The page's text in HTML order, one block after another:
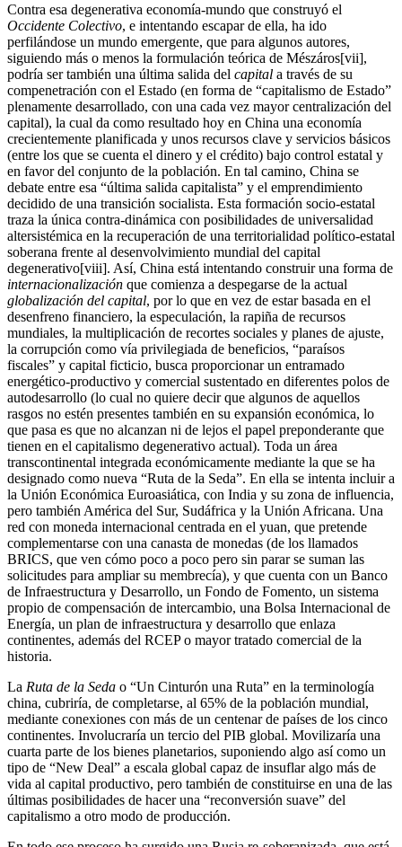
Contra esa degenerativa economía-mundo que construyó el
Occidente Colectivo, e intentando escapar de ella, ha ido
perfilándose un mundo emergente, que para algunos autores,
siguiendo más o menos la formulación teórica de Mészáros[vii],
podría ser también una última salida del capital a través de su
compenetración con el Estado (en forma de “capitalismo de Estado”
plenamente desarrollado, con una cada vez mayor centralización del
capital), la cual da como resultado hoy en China una economía
crecientemente planificada y unos recursos clave y servicios básicos
(entre los que se cuenta el dinero y el crédito) bajo control estatal y
en favor del conjunto de la población. En tal camino, China se
debate entre esa “última salida capitalista” y el emprendimiento
decidido de una transición socialista. Esta formación socio-estatal
traza la única contra-dinámica con posibilidades de universalidad
altersistémica en la recuperación de una territorialidad político-estatal
soberana frente al desenvolvimiento mundial del capital
degenerativo[viii]. Así, China está intentando construir una forma de
internacionalización que comienza a despegarse de la actual
globalización del capital, por lo que en vez de estar basada en el
desenfreno financiero, la especulación, la rapiña de recursos
mundiales, la multiplicación de recortes sociales y planes de ajuste,
la corrupción como vía privilegiada de beneficios, “paraísos
fiscales” y capital ficticio, busca proporcionar un entramado
energético-productivo y comercial sustentado en diferentes polos de
autodesarrollo (lo cual no quiere decir que algunos de aquellos
rasgos no estén presentes también en su expansión económica, lo
que pasa es que no alcanzan ni de lejos el papel preponderante que
tienen en el capitalismo degenerativo actual). Toda un área
transcontinental integrada económicamente mediante la que se ha
designado como nueva “Ruta de la Seda”. En ella se intenta incluir a
la Unión Económica Euroasiática, con India y su zona de influencia,
pero también América del Sur, Sudáfrica y la Unión Africana. Una
red con moneda internacional centrada en el yuan, que pretende
complementarse con una canasta de monedas (de los llamados
BRICS, que ven cómo poco a poco pero sin parar se suman las
solicitudes para ampliar su membrecía), y que cuenta con un Banco
de Infraestructura y Desarrollo, un Fondo de Fomento, un sistema
propio de compensación de intercambio, una Bolsa Internacional de
Energía, un plan de infraestructura y desarrollo que enlaza
continentes, además del RCEP o mayor tratado comercial de la
historia.
La Ruta de la Seda o “Un Cinturón una Ruta” en la terminología
china, cubriría, de completarse, al 65% de la población mundial,
mediante conexiones con más de un centenar de países de los cinco
continentes. Involucraría un tercio del PIB global. Movilizaría una
cuarta parte de los bienes planetarios, suponiendo algo así como un
tipo de “New Deal” a escala global capaz de insuflar algo más de
vida al capital productivo, pero también de constituirse en una de las
últimas posibilidades de hacer una “reconversión suave” del
capitalismo a otro modo de producción.